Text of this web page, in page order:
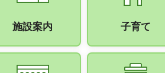
施設案内 子育て